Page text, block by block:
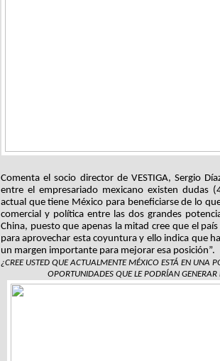
Comenta el socio director de VESTIGA, Sergio
entre el empresariado mexicano existen dudas
actual que tiene México para beneficiarse de lo
comercial y política entre las dos grandes
China, puesto que apenas la mitad cree que el
para aprovechar esta coyuntura y ello indica que
un margen importante para mejorar esa posición”.
¿CREE USTED QUE ACTUALMENTE MÉXICO ESTÁ EN UNA
OPORTUNIDADES QUE LE PODRÍAN